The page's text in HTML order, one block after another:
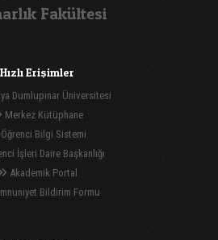
Fakültesi
Hızlı Erişimler
Dumlupınar Üniversitesi
Merkez Kütüphane
Öğrenci Bilgi Sistemi
İşleri Daire Başkanlığı
Akademik Portal
Bildirim Formu